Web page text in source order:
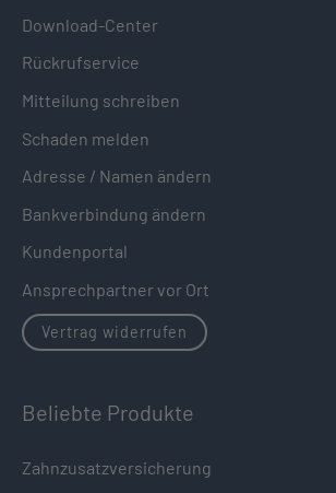
Download-Center
Rückrufservice
Mitteilung schreiben
Schaden melden
Adresse / Namen ändern
Bankverbindung ändern
Kundenportal
Ansprechpartner vor Ort
Vertrag widerrufen
Beliebte Produkte
Zahnzusatzversicherung